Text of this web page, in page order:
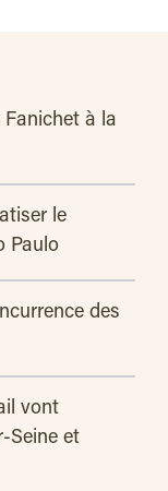
à la
le
Paulo
des
vont
Seine et